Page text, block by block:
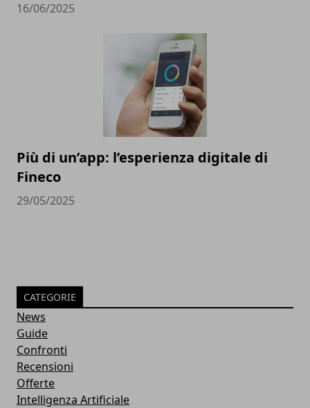
16/06/2025
Più di un’app: l’esperienza digitale di
Fineco
29/05/2025
CATEGORIE
News
Guide
Confronti
Recensioni
Offerte
Intelligenza Artificiale